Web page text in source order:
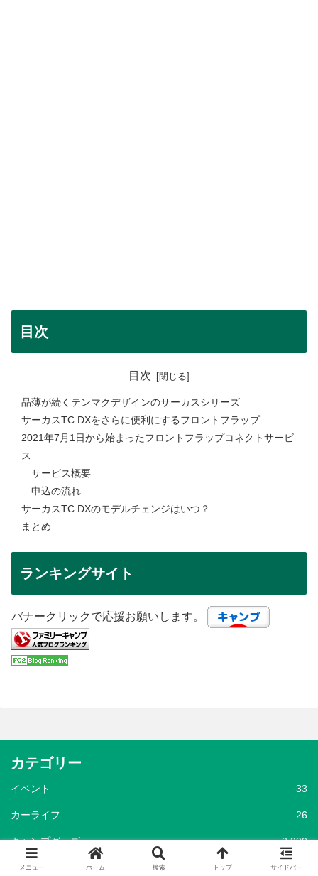
目次
目次
品薄が続くテンマクデザインのサーカスシリーズ
サーカスTC DXをさらに便利にするフロントフラップ
2021年7月1日から始まったフロントフラップコネクトサービ
ス
サービス概要
申込の流れ
サーカスTC DXのモデルチェンジはいつ？
まとめ
ランキングサイト
バナークリックで応援お願いします。
カテゴリー
イベント 33
カーライフ 26
キャンプグッズ 3,290
アパレル 127
メニュー ホーム 検索 トップ サイドバー